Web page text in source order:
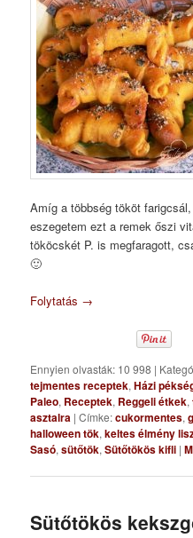
Amíg a többség tököt
eszegetem ezt a remek őszi
tököcskét P. is megfaragott,
🙂
Folytatás →
Ennyien olvasták: 10 998 |
tejmentes receptek,Házi
Paleo, Receptek, Reggeli étkek,
asztalra |Címke:cukormentes,
halloween tök,keltes élmény
Sasó,sütőtök,Sütőtökös kifli |
Sütőtökös